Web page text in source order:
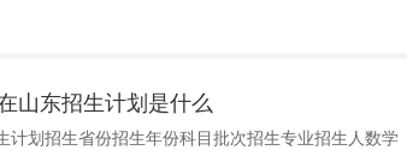
批能源化学工程(含能源化学工程、化学工程与工
山东招生计划是什么
划招生省份招生年份科目批次招生专业招生人数学